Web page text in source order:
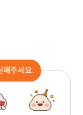
해주세요.